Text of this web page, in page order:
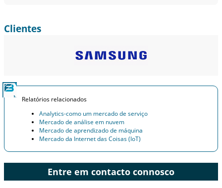
Clientes
Relatórios relacionados
Analytics-como um mercado de serviço
Mercado de análise em nuvem
Mercado de aprendizado de máquina
Mercado da Internet das Coisas (IoT)
Entre em contacto connosco